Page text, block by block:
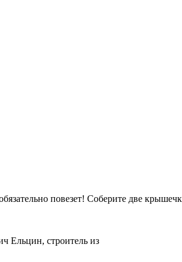
повезет! Соберите две
Ельцин, строитель из